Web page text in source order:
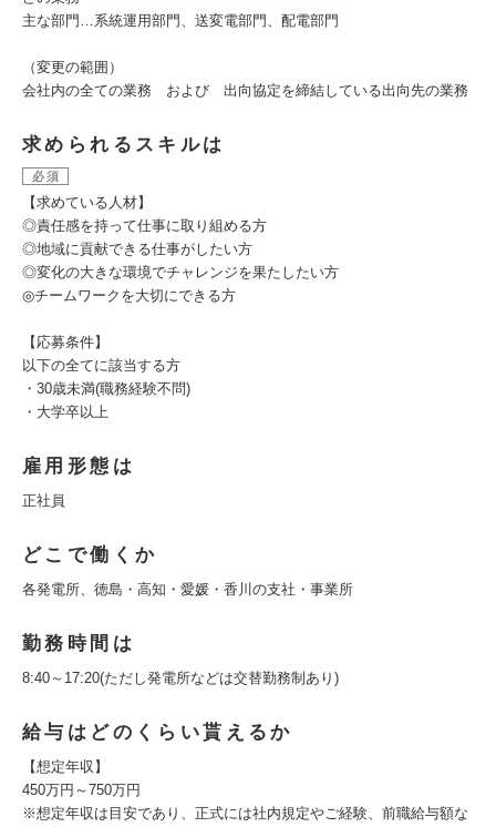
主な部門…系統運用部門、送変電部門、配電部門
（変更の範囲）
会社内の全ての業務 および 出向協定を締結している出向先の業務
求められるスキルは
必須
【求めている人材】
◎責任感を持って仕事に取り組める方
◎地域に貢献できる仕事がしたい方
◎変化の大きな環境でチャレンジを果たしたい方
◎チームワークを大切にできる方
【応募条件】
以下の全てに該当する方
・30歳未満(職務経験不問)
・大学卒以上
雇用形態は
正社員
どこで働くか
各発電所、徳島・高知・愛媛・香川の支社・事業所
勤務時間は
8:40～17:20(ただし発電所などは交替勤務制あり)
給与はどのくらい貰えるか
【想定年収】
450万円～750万円
※想定年収は目安であり、正式には社内規定やご経験、前職給与額な